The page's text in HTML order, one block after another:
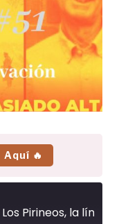
Aquí 🔥